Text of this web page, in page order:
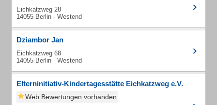
Eichkatzweg 28
14055 Berlin - Westend
Dziambor Jan
Eichkatzweg 68
14055 Berlin - Westend
Elterninitiativ-Kindertagesstätte Eichkatzweg e.V.
Web Bewertungen vorhanden